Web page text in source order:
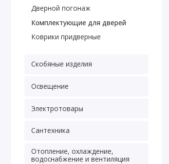
Дверной погонаж
Комплектующие для дверей
Коврики придверные
Скобяные изделия
Освещение
Электротовары
Сантехника
Отопление, охлаждение,
водоснабжение и вентиляция